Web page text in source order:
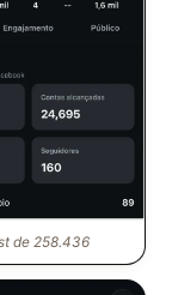
de 258.436